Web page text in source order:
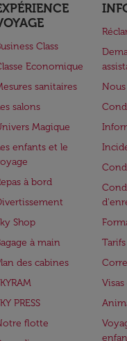
Class
Economique
sanitaires
salons
Magique
enfants et le
à bord
Shop
à main
des cabines
PRESS
flotte